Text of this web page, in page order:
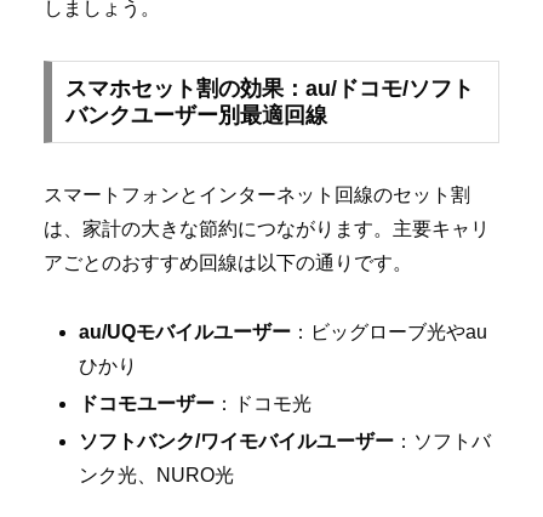
しましょう。
スマホセット割の効果：au/ドコモ/ソフト
バンクユーザー別最適回線
スマートフォンとインターネット回線のセット割
は、家計の大きな節約につながります。主要キャリ
アごとのおすすめ回線は以下の通りです。
au/UQモバイルユーザー ：ビッグローブ光やau
ひかり
ドコモユーザー ：ドコモ光
ソフトバンク/ワイモバイルユーザー ：ソフトバ
ンク光、NURO光